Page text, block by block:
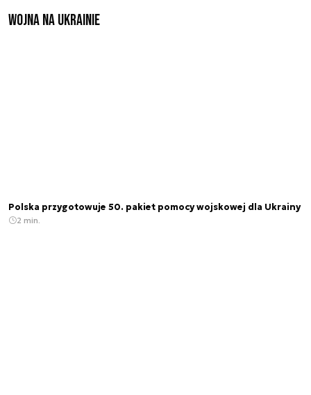
Wojna na Ukrainie
Polska przygotowuje 50. pakiet pomocy wojskowej dla Ukrainy
2 min.